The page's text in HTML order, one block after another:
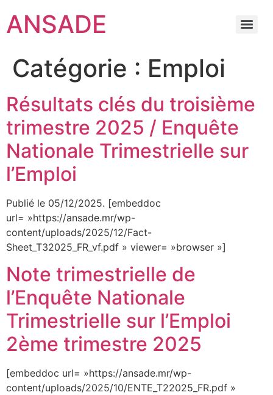
ANSADE
Catégorie : Emploi
Résultats clés du troisième
trimestre 2025 / Enquête
Nationale Trimestrielle sur
l’Emploi
Publié le 05/12/2025. [embeddoc
url= »https://ansade.mr/wp-
content/uploads/2025/12/Fact-
Sheet_T32025_FR_vf.pdf » viewer= »browser »]
Note trimestrielle de
l’Enquête Nationale
Trimestrielle sur l’Emploi
2ème trimestre 2025
[embeddoc url= »https://ansade.mr/wp-
content/uploads/2025/10/ENTE_T22025_FR.pdf »